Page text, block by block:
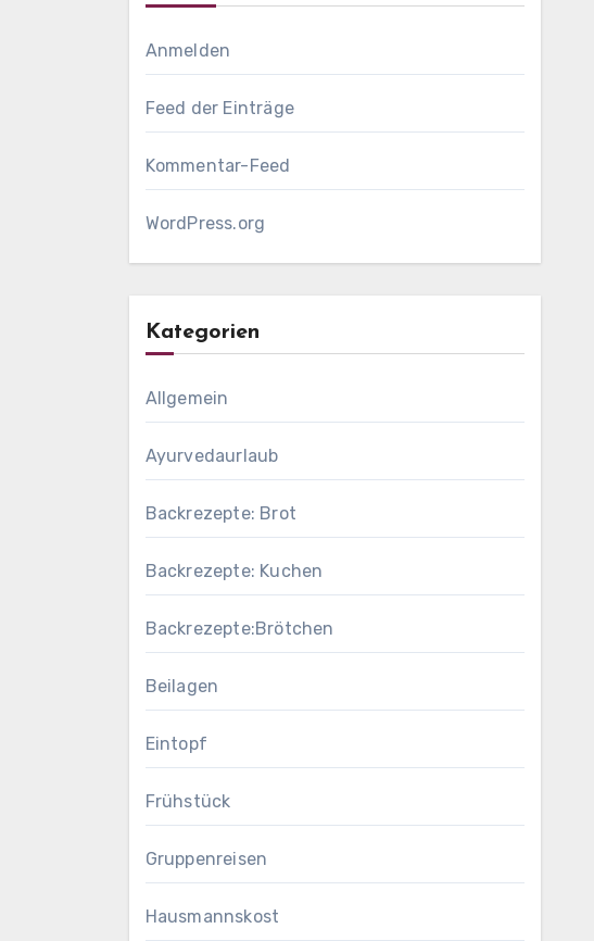
Anmelden
Feed der Einträge
Kommentar-Feed
WordPress.org
Kategorien
Allgemein
Ayurvedaurlaub
Backrezepte: Brot
Backrezepte: Kuchen
Backrezepte:Brötchen
Beilagen
Eintopf
Frühstück
Gruppenreisen
Hausmannskost